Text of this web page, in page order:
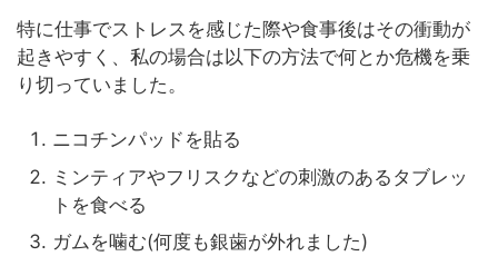
特に仕事でストレスを感じた際や食事後はその衝動が
起きやすく、私の場合は以下の方法で何とか危機を乗
り切っていました。
ニコチンパッドを貼る
ミンティアやフリスクなどの刺激のあるタブレッ
トを食べる
ガムを噛む(何度も銀歯が外れました)